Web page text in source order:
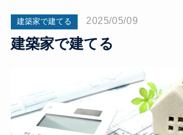
建築家で建てる 2025/05/09
建築家で建てる